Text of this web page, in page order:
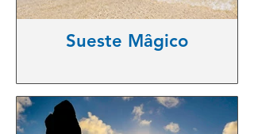
Sueste Mâgico